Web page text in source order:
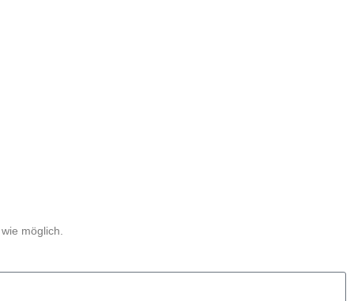
möglich.